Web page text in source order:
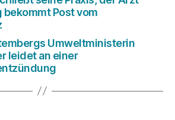
bekommt Post vom
Umweltministerin
leidet an einer